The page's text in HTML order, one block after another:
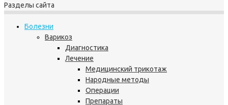
Разделы сайта
Болезни
Варикоз
Диагностика
Лечение
Медицинский трикотаж
Народные методы
Операции
Препараты